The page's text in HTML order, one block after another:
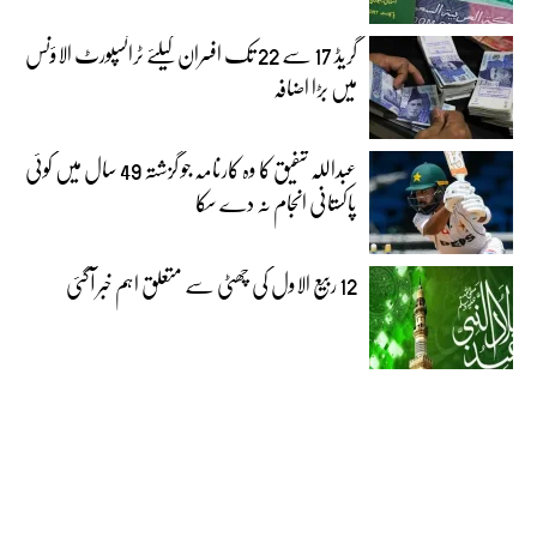
گریڈ 17 سے 22 تک افسران کیلئے ٹرانسپورٹ الاؤنس
میں بڑا اضافہ
عبداللہ شفیق کا وہ کارنامہ جو گزشتہ 49 سال میں کوئی
پاکستانی انجام نہ دے سکا
12 ربیع الاول کی چھٹی سے متعلق اہم خبر آگئی